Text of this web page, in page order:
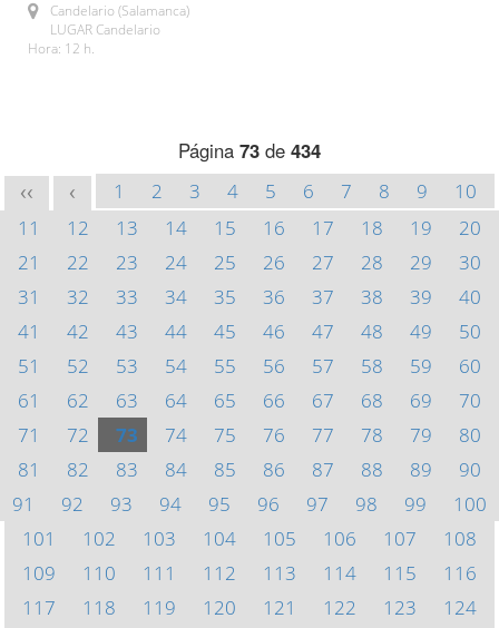
Candelario (Salamanca)
LUGAR Candelario
Hora: 12 h.
Página 73 de 434
<< < 1 2 3 4 5 6 7 8 9
10
11
12 13 14 15 16 17 18 19
20
21
22 23 24 25 26 27 28 29
30
31
32 33 34 35 36 37 38 39
40
41
42 43 44 45 46 47 48 49
50
51
52 53 54 55 56 57 58 59
60
61
62 63 64 65 66 67 68 69
70
71
72 73 74 75 76 77 78 79
80
81
82 83 84 85 86 87 88 89
90
91
92 93 94 95 96 97 98 99
100
101
102 103 104 105 106 107
108
109
110 111 112 113 114 115
116
117
118 119 120 121 122 123
124